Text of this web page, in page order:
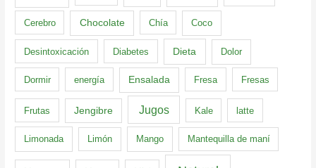
Cerebro Chocolate Chía Coco
Desintoxicación Diabetes Dieta Dolor
Dormir energía Ensalada Fresa Fresas
Frutas Jengibre Jugos Kale latte
Limonada Limón Mango Mantequilla de maní